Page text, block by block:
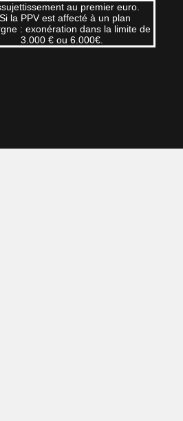
au premier euro.
la PPV est affecté à un plan
: exonération dans la limite de
3.000 € ou 6.000€.